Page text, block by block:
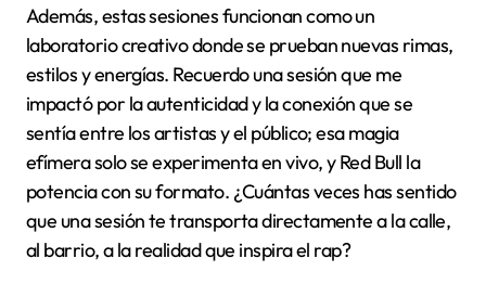
Además, estas sesiones funcionan como un
laboratorio creativo donde se prueban nuevas rimas,
estilos y energías. Recuerdo una sesión que me
impactó por la autenticidad y la conexión que se
sentía entre los artistas y el público; esa magia
efímera solo se experimenta en vivo, y Red Bull la
potencia con su formato. ¿Cuántas veces has sentido
que una sesión te transporta directamente a la calle,
al barrio, a la realidad que inspira el rap?